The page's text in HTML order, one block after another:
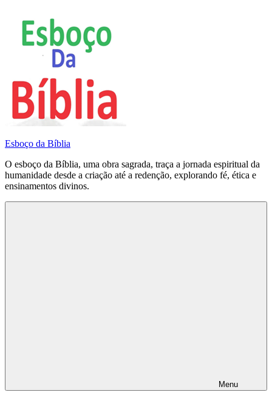
conteúdo
Esboço da Bíblia
O esboço da Bíblia, uma obra sagrada, traça a jornada espiritual da
humanidade desde a criação até a redenção, explorando fé, ética e
ensinamentos divinos.
Menu